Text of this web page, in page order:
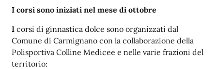
I corsi sono iniziati nel mese di ottobre
I corsi di ginnastica dolce sono organizzati dal
Comune di Carmignano con la collaborazione della
Polisportiva Colline Medicee e nelle varie frazioni del
territorio: